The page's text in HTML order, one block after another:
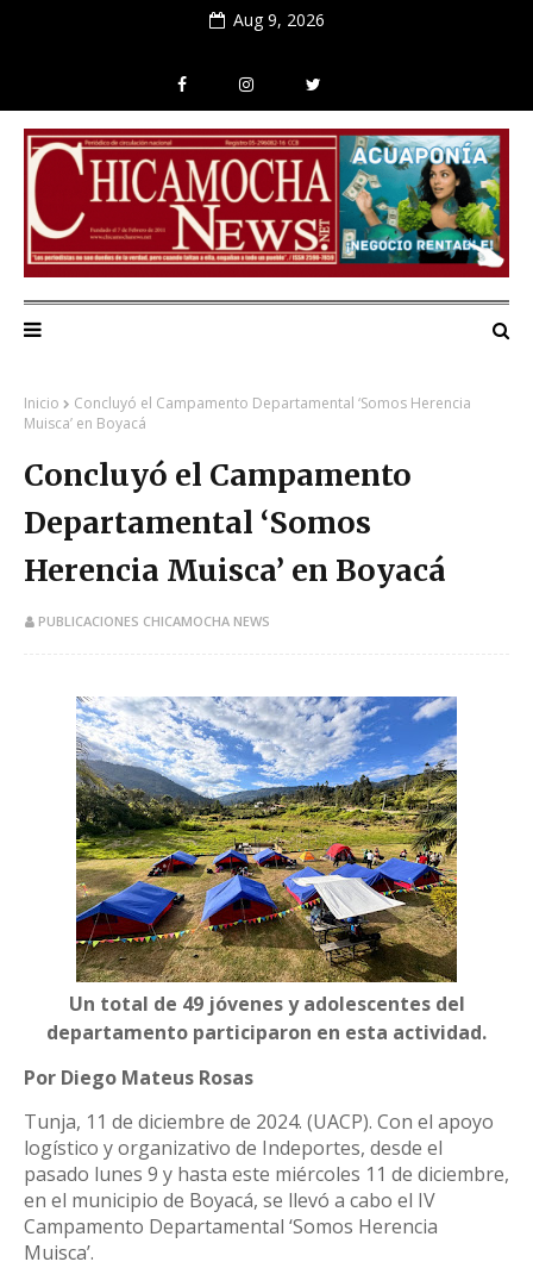
Aug 9, 2026
Inicio
Concluyó el Campamento Departamental ‘Somos Herencia
Muisca’ en Boyacá
Concluyó el Campamento
Departamental ‘Somos
Herencia Muisca’ en Boyacá
PUBLICACIONES CHICAMOCHA NEWS
Un total de 49 jóvenes y adolescentes del
departamento participaron en esta actividad.
Por Diego Mateus Rosas
Tunja, 11 de diciembre de 2024. (UACP). Con el apoyo
logístico y organizativo de Indeportes, desde el
pasado lunes 9 y hasta este miércoles 11 de diciembre,
en el municipio de Boyacá, se llevó a cabo el IV
Campamento Departamental ‘Somos Herencia
Muisca’.